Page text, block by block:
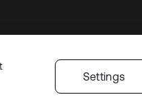
ィ Cookieの設定
Settings